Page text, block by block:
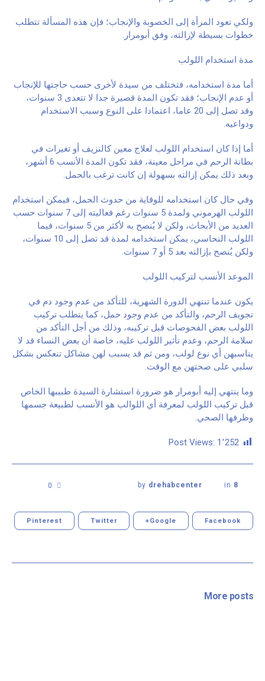
ولكي تعود المرأة إلى الخصوبة والإنجاب؛ فإن هذه المسألة تتطلب
خطوات بسيطة لإزالته، وفق أبومرار.
مدة استخدام اللولب
أما مدة استخدامه، فتختلف من سيدة لأخرى حسب حاجتها للإنجاب
أو عدم الإنجاب؛ فقد تكون المدة قصيرة جدا لا تتعدى 3 سنوات،
وقد تصل إلى 20 عاما، اعتمادا على النوع وسبب الاستخدام
ودواعيه.
أما إذا كان استخدام اللولب لعلاج معين كالنزيف أو تغيرات في
بطانة الرحم في مراحل معينة، فقد تكون المدة الأنسب 6 أشهر،
وبعد ذلك يمكن إزالته بسهولة إن كانت ترغب بالحمل.
وفي حال كان استخدامه للوقاية من حدوث الحمل، فيمكن استخدام
اللولب الهرموني ولمدة 5 سنوات رغم فعاليته إلى 7 سنوات حسب
العديد من الأبحاث، ولكن لا يُنصح به لأكثر من 5 سنوات، فيما
اللولب النحاسي، يمكن استخدامه لمدة قد تصل إلى 10 سنوات،
ولكن يُنصح بإزالته بعد 5 أو 7 سنوات.
الموعد الأنسب لتركيب اللولب
يكون عندما تنتهي الدورة الشهرية، للتأكد من عدم وجود دم في
تجويف الرحم، والتأكد من عدم وجود حمل، كما يتطلب تركيب
اللولب بعض الفحوصات قبل تركيبه، وذلك من أجل التأكد من
سلامة الرحم، وعدم تأثير اللولب عليه، خاصة أن بعض النساء قد لا
يناسبهن أي نوع لولب، ومن ثم قد يسبب لهن مشاكل تنعكس بشكل
سلبي على صحتهن مع الوقت.
وما ينتهي إليه أبومرار هو ضرورة استشارة السيدة طبيبها الخاص
قبل تركيب اللولب لمعرفة أي اللوالب هو الأنسب لطبيعة جسمها
وظرفها الصحي.
Post Views: 1٬252
by drehabcenter in 8
0
Facebook
Google+
Twitter
Pinterest
More posts